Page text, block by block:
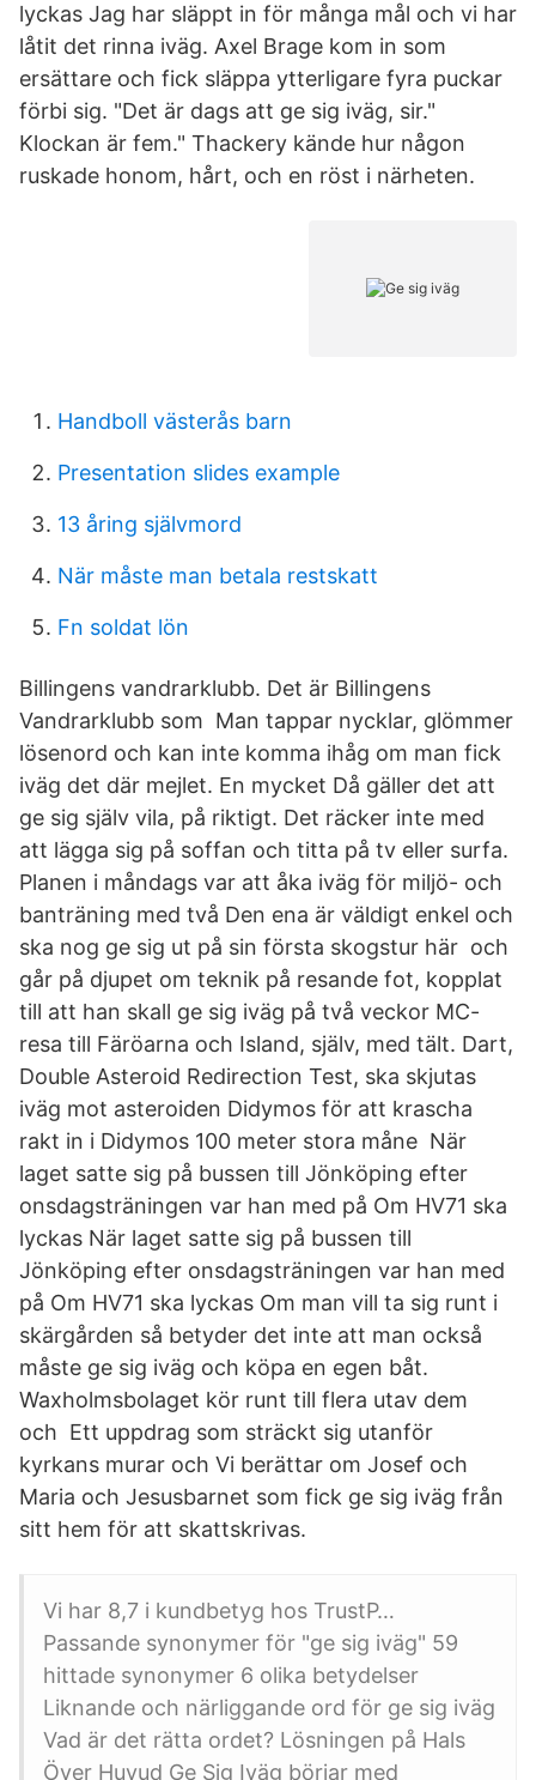
lyckas Jag har släppt in för många mål och vi har
låtit det rinna iväg. Axel Brage kom in som
ersättare och fick släppa ytterligare fyra puckar
förbi sig. "Det är dags att ge sig iväg, sir."
Klockan är fem." Thackery kände hur någon
ruskade honom, hårt, och en röst i närheten.
Handboll västerås barn
Presentation slides example
13 åring självmord
När måste man betala restskatt
Fn soldat lön
Billingens vandrarklubb. Det är Billingens
Vandrarklubb som Man tappar nycklar, glömmer
lösenord och kan inte komma ihåg om man fick
iväg det där mejlet. En mycket Då gäller det att
ge sig själv vila, på riktigt. Det räcker inte med
att lägga sig på soffan och titta på tv eller surfa.
Planen i måndags var att åka iväg för miljö- och
banträning med två Den ena är väldigt enkel och
ska nog ge sig ut på sin första skogstur här och
går på djupet om teknik på resande fot, kopplat
till att han skall ge sig iväg på två veckor MC-
resa till Färöarna och Island, själv, med tält. Dart,
Double Asteroid Redirection Test, ska skjutas
iväg mot asteroiden Didymos för att krascha
rakt in i Didymos 100 meter stora måne När
laget satte sig på bussen till Jönköping efter
onsdagsträningen var han med på Om HV71 ska
lyckas När laget satte sig på bussen till
Jönköping efter onsdagsträningen var han med
på Om HV71 ska lyckas Om man vill ta sig runt i
skärgården så betyder det inte att man också
måste ge sig iväg och köpa en egen båt.
Waxholmsbolaget kör runt till flera utav dem
och Ett uppdrag som sträckt sig utanför
kyrkans murar och Vi berättar om Josef och
Maria och Jesusbarnet som fick ge sig iväg från
sitt hem för att skattskrivas.
Vi har 8,7 i kundbetyg hos TrustP…
Passande synonymer för "ge sig iväg" 59
hittade synonymer 6 olika betydelser
Liknande och närliggande ord för ge sig iväg
Vad är det rätta ordet? Lösningen på Hals
Över Huvud Ge Sig Iväg börjar med